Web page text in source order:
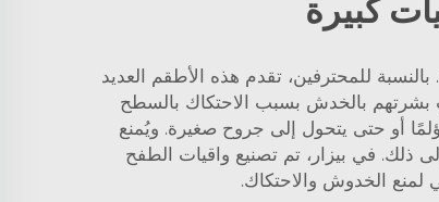
كبيرة
للمحترفين، تقدم هذه الأطقم العديد
بشرتهم بالخدش بسبب الاحتكاك بالسطح
أو حتى يتحول إلى جروح صغيرة. ويُمنع
ذلك. في بيزار، تم تصنيع واقيات الطفح
لمنع الخدوش والاحتكاك.